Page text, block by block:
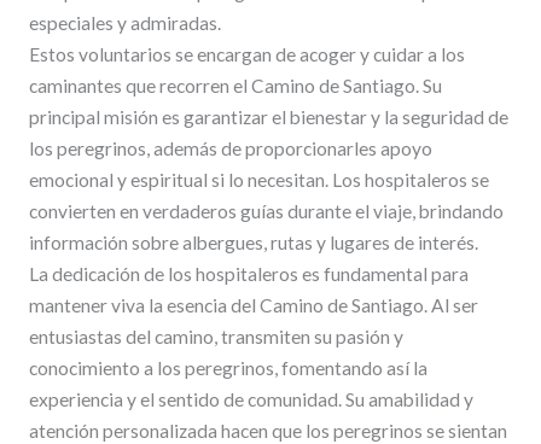
especiales y admiradas.
Estos voluntarios se encargan de acoger y cuidar a los
caminantes que recorren el Camino de Santiago. Su
principal misión es garantizar el bienestar y la seguridad de
los peregrinos, además de proporcionarles apoyo
emocional y espiritual si lo necesitan. Los hospitaleros se
convierten en verdaderos guías durante el viaje, brindando
información sobre albergues, rutas y lugares de interés.
La dedicación de los hospitaleros es fundamental para
mantener viva la esencia del Camino de Santiago. Al ser
entusiastas del camino, transmiten su pasión y
conocimiento a los peregrinos, fomentando así la
experiencia y el sentido de comunidad. Su amabilidad y
atención personalizada hacen que los peregrinos se sientan